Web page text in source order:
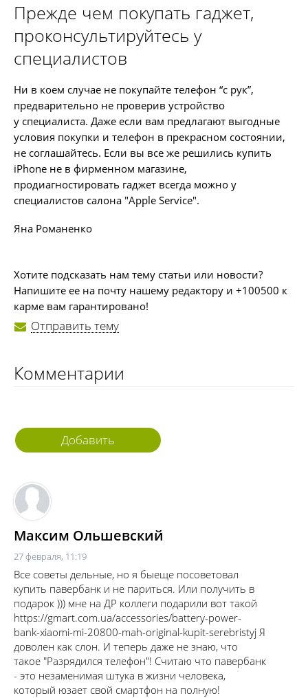
Прежде чем покупать гаджет,
проконсультируйтесь у
специалистов
Ни в коем случае не покупайте телефон “с рук”,
предварительно не проверив устройство
у специалиста. Даже если вам предлагают выгодные
условия покупки и телефон в прекрасном состоянии,
не соглашайтесь. Если вы все же решились купить
iPhone не в фирменном магазине,
продиагностировать гаджет всегда можно у
специалистов салона "Apple Service".
Яна Романенко
Хотите подсказать нам тему статьи или новости?
Напишите ее на почту нашему редактору и +100500 к
карме вам гарантировано!
Отправить тему
Комментарии
Добавить
Максим Ольшевский
27 февраля, 11:19
Все советы дельные, но я быеще посоветовал
купить павербанк и не париться. Или получить в
подарок ))) мне на ДР коллеги подарили вот такой
https://gmart.com.ua/accessories/battery-power-
bank-xiaomi-mi-20800-mah-original-kupit-serebristyj Я
доволен как слон. И теперь даже не знаю, что
такое "Разрядился телефон"! Считаю что павербанк
- это незаменимая штука в жизни человека,
который юзает свой смартфон на полную!